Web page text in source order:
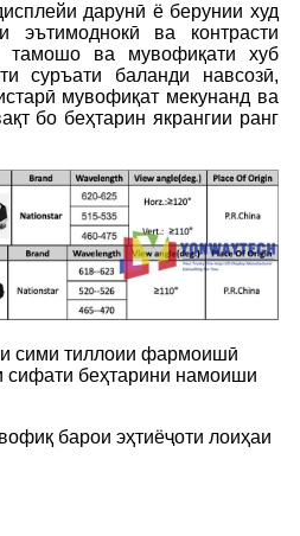
дарунӣ ё берунии худ
эътимоднокӣ ва контрасти
тамошо ва мувофиқати хуб
суръати баланди навсозӣ,
мувофиқат мекунанд ва
бо беҳтарин якрангии ранг
сими тиллоии фармоишӣ
сифати беҳтарини намоиши
барои эҳтиёҷоти лоиҳаи